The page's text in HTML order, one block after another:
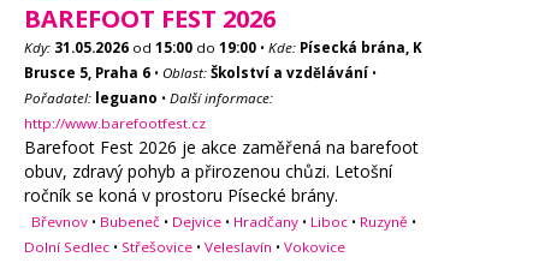
BAREFOOT FEST 2026
Kdy: 31.05.2026 od 15:00 do 19:00 • Kde: Písecká brána, K
Brusce 5, Praha 6 • Oblast: Školství a vzdělávání •
Pořadatel: leguano • Další informace:
http://www.barefootfest.cz
Barefoot Fest 2026 je akce zaměřená na barefoot
obuv, zdravý pohyb a přirozenou chůzi. Letošní
ročník se koná v prostoru Písecké brány.
Břevnov • Bubeneč • Dejvice • Hradčany • Liboc • Ruzyně •
Dolní Sedlec • Střešovice • Veleslavín • Vokovice